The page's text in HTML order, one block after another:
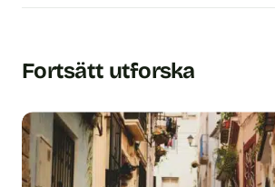
Fortsätt utforska